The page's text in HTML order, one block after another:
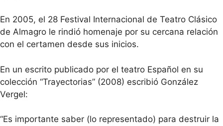
En 2005, el 28 Festival Internacional de Teatro Clásico
de Almagro le rindió homenaje por su cercana relación
con el certamen desde sus inicios.
En un escrito publicado por el teatro Español en su
colección “Trayectorias” (2008) escribió González
Vergel:
“Es importante saber (lo representado) para destruir la